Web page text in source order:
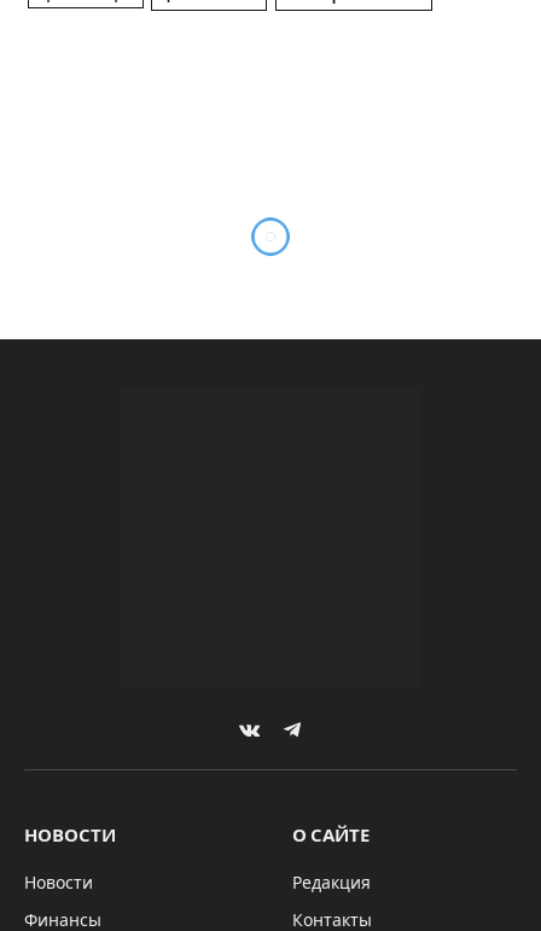
VKontakteTelegram
НОВОСТИ
Новости
Финансы
О САЙТЕ
Редакция
Контакты